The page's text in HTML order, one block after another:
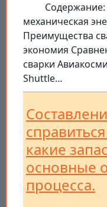
механическая
Преимущества
экономия
сварки
Shuttle…
какие
основные
процесса.